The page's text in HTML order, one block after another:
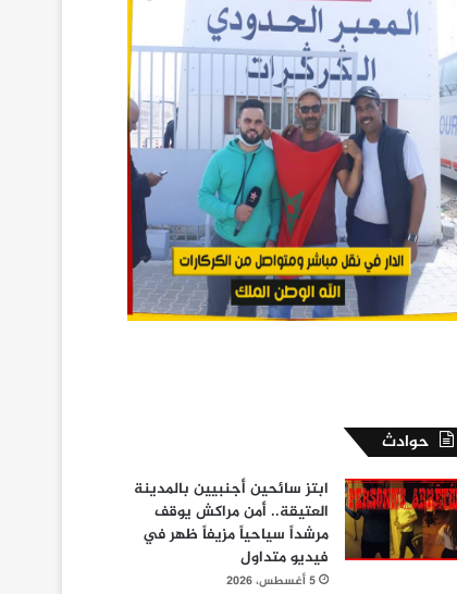
حوادث
ابتز سائحين أجنبيين بالمدينة
العتيقة.. أمن مراكش يوقف
مرشداً سياحياً مزيفاً ظهر في
فيديو متداول
5 أغسطس، 2026